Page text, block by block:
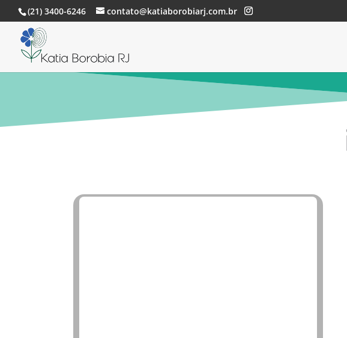
(21) 3400-6246 contato@katiaborobiarj.com.br